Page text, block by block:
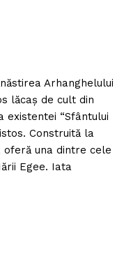
Arhanghelului
lăcaş de cult din
existentei “Sfântului
Construită la
oferă una dintre cele
Egee. Iata